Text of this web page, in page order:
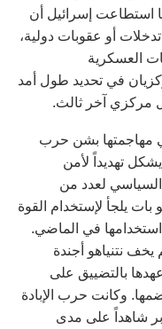
استطاعت إسرائيل أن
أو عقوبات دولية،
العسكرية
في تحديد طول أمد
مركزي آخر ثالث.
مهاجمتها بشن حرب
تهديداً لأمن
لعدد من
بات يلجأ لإستخدام القوة
في الماضي.
للحكم نهاية عام ٢٠٢٢، لم يخف نتنياهو أجندة
بالتضييق على
وكانت حرب الإبادة
شاهداً على مدى